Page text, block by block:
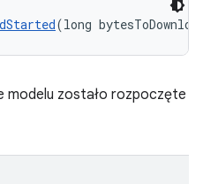
(long
modelu zostało rozpoczęte